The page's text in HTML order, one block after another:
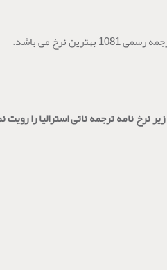
می باشد.
نرخ نامه ترجمه ناتی استرالیا را رویت